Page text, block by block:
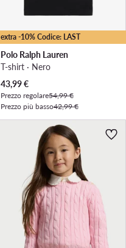
extra -10% Codice: LAST
Polo Ralph Lauren
T-shirt · Nero
Prezzo attuale
43,99€
Prezzo regolare54,99 €
Prezzo più basso42,99 €